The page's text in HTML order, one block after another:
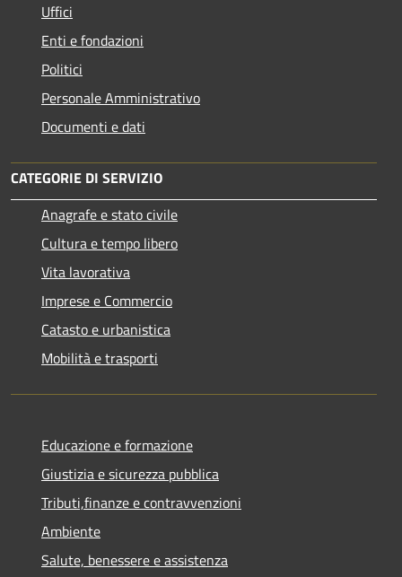
Uffici
Enti e fondazioni
Politici
Personale Amministrativo
Documenti e dati
CATEGORIE DI SERVIZIO
Anagrafe e stato civile
Cultura e tempo libero
Vita lavorativa
Imprese e Commercio
Catasto e urbanistica
Mobilità e trasporti
Educazione e formazione
Giustizia e sicurezza pubblica
Tributi,finanze e contravvenzioni
Ambiente
Salute, benessere e assistenza